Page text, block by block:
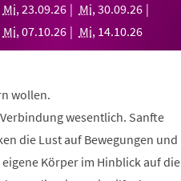
Mi,23.09.26 Mi,30.09.26
Mi,07.10.26 Mi, 14.10.26
wollen.
wesentlich. Sanfte
die Lust auf Bewegungen und
Körper im Hinblick auf die